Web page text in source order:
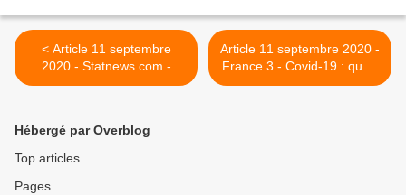
< Article 11 septembre
2020 - Statnews.com -
Seeking the causes of post-
on college students with
mononucleosis
Article 11 septembre 2020 -
France 3 - Covid-19 : quels
effets sur le coeur des
Hébergé par Overblog
Top articles
Pages